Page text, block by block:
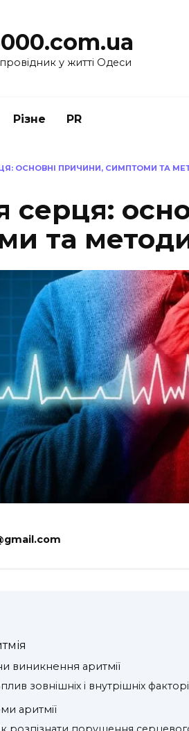
у житті Одеси
Різне PR
ОСНОВНІ ПРИЧИНИ, СИМПТОМИ ТА
серця:
та
виникнення аритмії
зовнішніх і внутрішніх
аритмії